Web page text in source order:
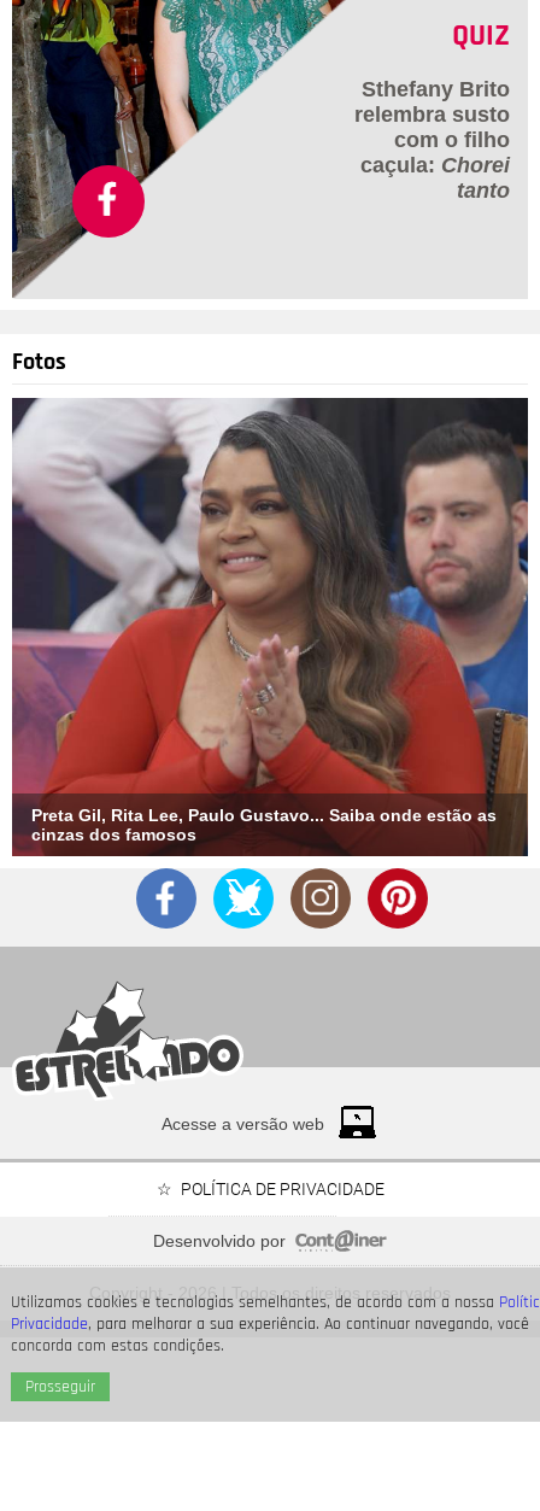
Utilizamos cookies e tecnologias semelhantes, de acordo com a nossa
Privacidade, para melhorar a sua experiência. Ao continuar navegando, você
concorda com estas condições.
Prosseguir
QUIZ
Sthefany Brito
relembra susto
com o filho
caçula: Chorei
tanto
Fotos
Preta Gil, Rita Lee, Paulo Gustavo... Saiba onde estão as
cinzas dos famosos
Bruna Marquezine, Camila Cabello, Hailey Bieber...
Relembre os amores - e
affairs- de Shawn Mendes
Acesse a versão web
POLÍTICA DE PRIVACIDADE
Desenvolvido por
Copyright - 2026 | Todos os direitos reservados